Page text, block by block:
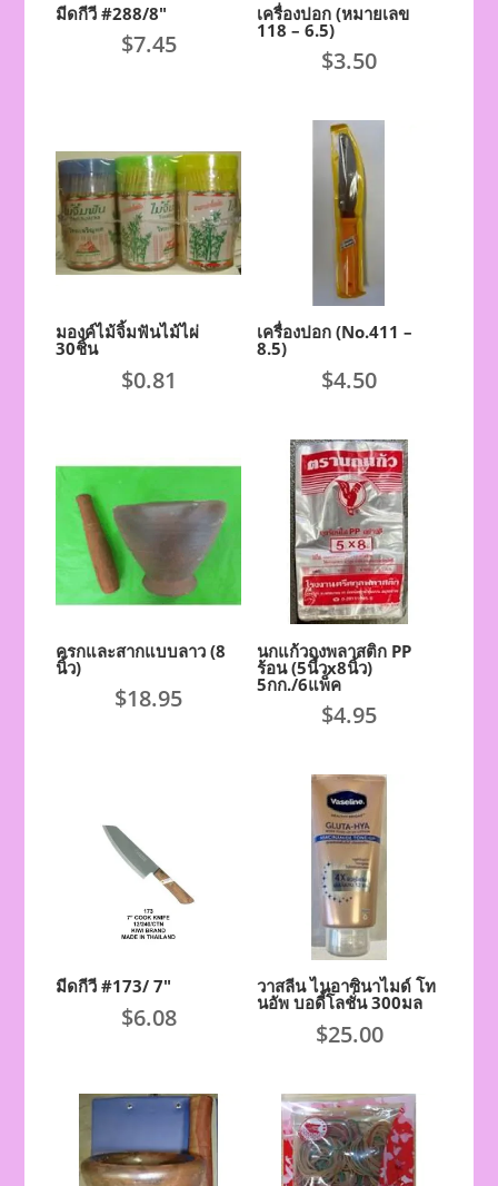
มีดกีวี #288/8″
$7.45
เครื่องปอก (หมายเลข
118 – 6.5)
$3.50
มองค์ไม้จิ้มฟันไม้ไผ่
30ชิ้น
$0.81
เครื่องปอก (No.411 –
8.5)
$4.50
ครกและสากแบบลาว (8
นิ้ว)
$18.95
นกแก้วถุงพลาสติก PP
ร้อน (5นิ้วx8นิ้ว)
5กก./6แพ็ค
$4.95
มีดกีวี #173/ 7″
$6.08
วาสลีน ไนอาซินาไมด์ โท
นอัพ บอดี้โลชั่น 300มล
$25.00